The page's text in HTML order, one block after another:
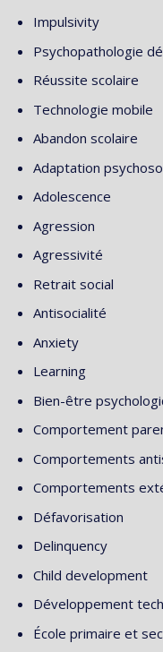
Impulsivity
Psychopathologie
Réussite scolaire
Technologie mobile
Abandon scolaire
Adaptation
Adolescence
Agression
Agressivité
Retrait social
Antisocialité
Anxiety
Learning
Bien-être
Comportement
Comportements
Comportements
Défavorisation
Delinquency
Child development
Développement
École primaire et